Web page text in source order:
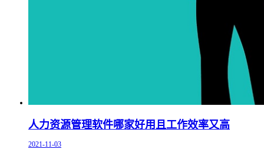
人力资源管理软件哪家好用且工作效率又高
2021-11-03